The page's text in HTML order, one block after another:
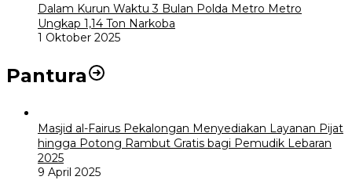
Dalam Kurun Waktu 3 Bulan Polda Metro Metro
Ungkap 1,14 Ton Narkoba
1 Oktober 2025
Pantura
Masjid al-Fairus Pekalongan Menyediakan Layanan Pijat
hingga Potong Rambut Gratis bagi Pemudik Lebaran
2025
9 April 2025